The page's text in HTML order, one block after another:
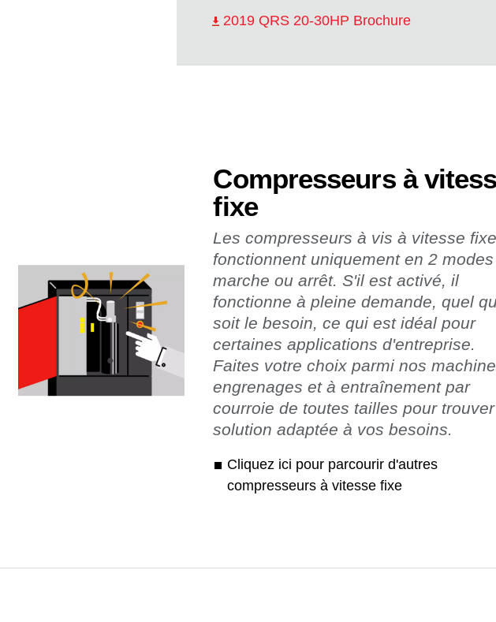
2019 QRS 20-30HP Brochure
Compresseurs à
fixe
Les compresseurs à vis à vitesse fixe
fonctionnent uniquement en 2 modes
marche ou arrêt. S'il est activé, il
fonctionne à pleine demande, quel
soit le besoin, ce qui est idéal pour
certaines applications d'entreprise.
Faites votre choix parmi nos
engrenages et à entraînement par
courroie de toutes tailles pour
solution adaptée à vos besoins.
Cliquez ici pour parcourir d'autres
compresseurs à vitesse fixe